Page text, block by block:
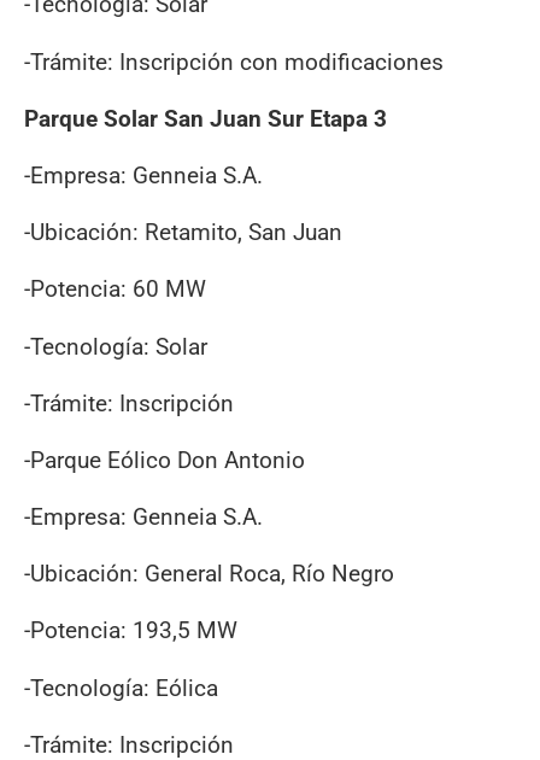
-Trámite: Inscripción con modificaciones
Parque Solar San Juan Sur Etapa 3
-Empresa: Genneia S.A.
-Ubicación: Retamito, San Juan
-Potencia: 60 MW
-Tecnología: Solar
-Trámite: Inscripción
-Parque Eólico Don Antonio
-Empresa: Genneia S.A.
-Ubicación: General Roca, Río Negro
-Potencia: 193,5 MW
-Tecnología: Eólica
-Trámite: Inscripción